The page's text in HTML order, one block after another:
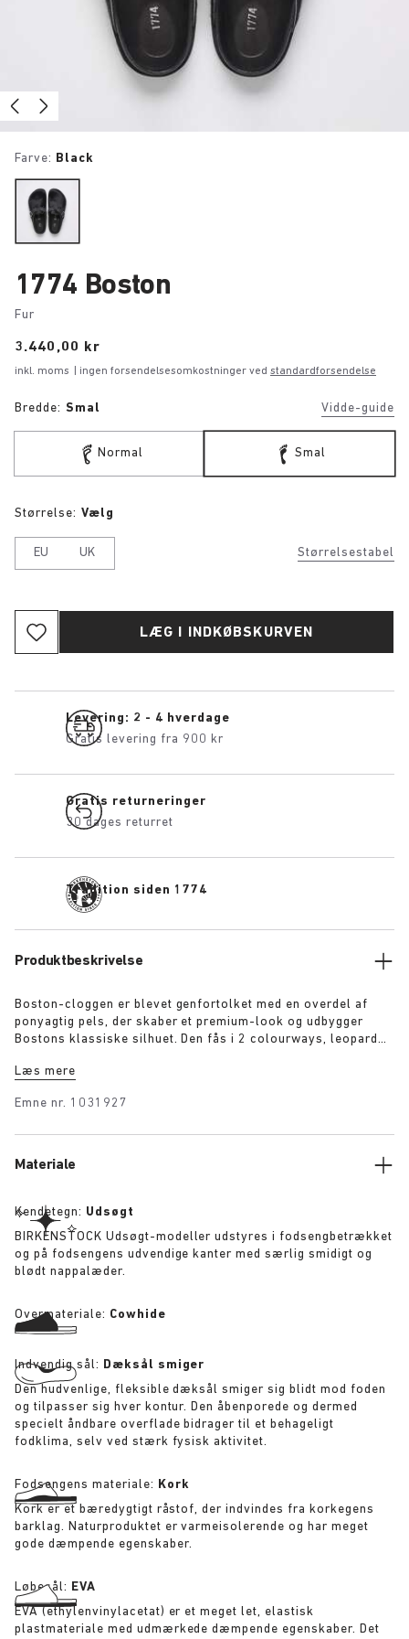
Farve: Black
1774 Boston
Fur
Price:
3.440,00 kr
inkl. moms | ingen forsendelsesomkostninger ved standardforsendelse
Bredde: Smal Vidde-guide
Normal Smal
Størrelsestabel
Størrelse: Vælg
EU UK
LÆG I INDKØBSKURVEN
Levering: 2 - 4 hverdage
Gratis levering fra 900 kr
Gratis returneringer
30 dages returret
Tradition siden 1774
Produktbeskrivelse
Boston-cloggen er blevet genfortolket med en overdel af
ponyagtig pels, der skaber et premium-look og udbygger
Bostons klassiske silhuet. Den fås i 2 colourways, leopard
Disse clogs er lavet med BIRKENSTOCKs karakteristiske
elegancen og den ekspressive stil i 1920’ernes Berlin.
Læs mere
Emne nr. 1031927
Materiale
Kendetegn: Udsøgt
BIRKENSTOCK Udsøgt-modeller udstyres i fodsengbetrækket
og på fodsengens udvendige kanter med særlig smidigt og
blødt nappalæder.
Overmateriale: Cowhide
Indvendig sål: Dæksål smiger
Den hudvenlige, fleksible dæksål smiger sig blidt mod foden
og tilpasser sig hver kontur. Den åbenporede og dermed
specielt åndbare overflade bidrager til et behageligt
fodklima, selv ved stærk fysisk aktivitet.
Fodsengens materiale: Kork
Kork er et bæredygtigt råstof, der indvindes fra korkegens
barklag. Naturproduktet er varmeisolerende og har meget
gode dæmpende egenskaber.
Løbesål: EVA
EVA (ethylenvinylacetat) er et meget let, elastisk
plastmateriale med udmærkede dæmpende egenskaber. Det